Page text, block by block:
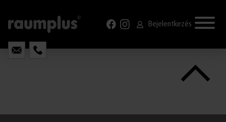
Bejelentkezés
KAPCSOLAT